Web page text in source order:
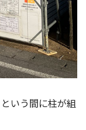
いう間に柱が組